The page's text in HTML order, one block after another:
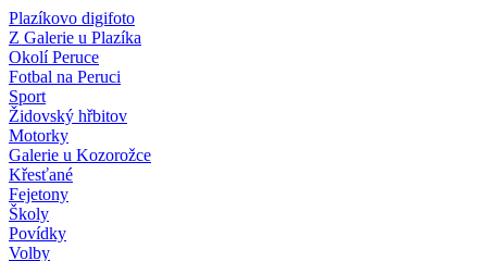
Plazíkovo digifoto
Z Galerie u Plazíka
Okolí Peruce
Fotbal na Peruci
Sport
Židovský hřbitov
Motorky
Galerie u Kozorožce
Křesťané
Fejetony
Školy
Povídky
Volby